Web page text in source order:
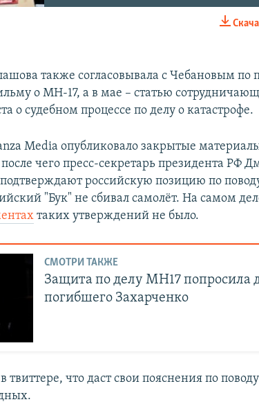
также согласовывала с Чебановым по
о MH-17, а в мае – статью
о судебном процессе по делу о катастрофе.
Media опубликовало закрытые
чего пресс-секретарь президента РФ
российскую позицию по
"Бук" не сбивал самолёт. На самом
таких утверждений не было.
СМОТРИ ТАКЖЕ
Защита по делу MH17 попросила
погибшего Захарченко
твиттере, что даст свои пояснения по поводу